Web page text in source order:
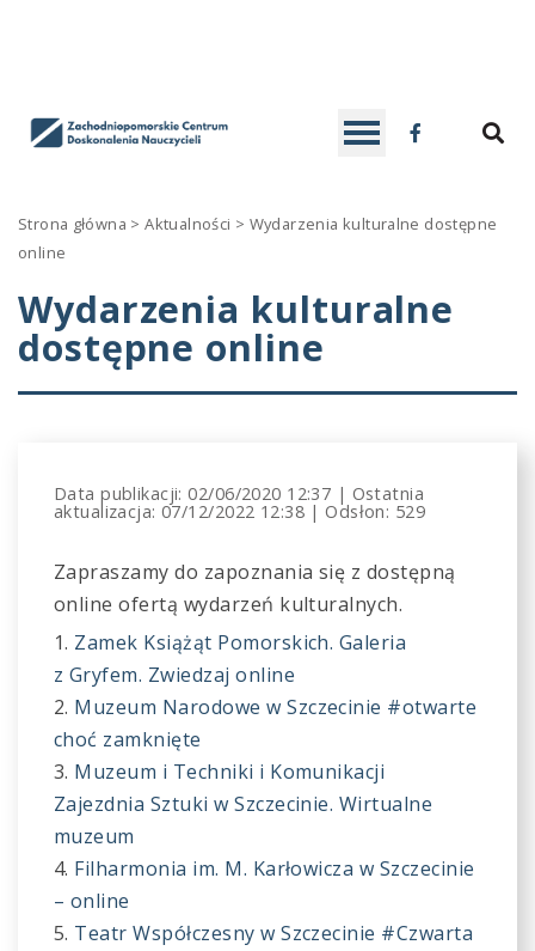
DEFAULTBLACK
WHITE
CONTRAST
BLACK
YELLOW
CONTRAST
YELLOW
A
SMALLER
FONT
A +
LARGERREADABLE
Facebook
Strona główna >Aktualności > Wydarzenia kulturalne dostępne
online
Wydarzenia kulturalne
dostępne online
Data publikacji:02/06/2020 12:37 | Ostatnia
aktualizacja:07/12/2022 12:38|Odsłon: 529
Zapraszamy do zapoznania się z dostępną
online ofertą wydarzeń kulturalnych.
Zamek Książąt Pomorskich. Galeria
z Gryfem. Zwiedzaj online
Muzeum Narodowe w Szczecinie #otwarte
choć zamknięte
Muzeum i Techniki i Komunikacji
Zajezdnia Sztuki w Szczecinie. Wirtualne
muzeum
Filharmonia im. M. Karłowicza w Szczecinie
– online
Teatr Współczesny w Szczecinie #Czwarta